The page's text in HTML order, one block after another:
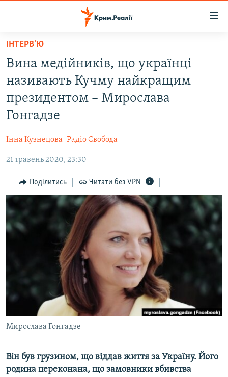
Перейти
основного
матеріалу
до
основної
Перейти
до
ВОДА.КРИМ
ПОЛІТИКА
ПОГЛЯД
ІНТЕРВ'Ю
ВСЕ ЗА ДЕНЬ
СПЕЦПРОЕКТИ
ВІДЕОУРОКИ «ELIFBE»
СВІДЧЕННЯ ОКУПАЦІЇ
УКРАЇНСЬКА ПРОБЛЕМА КРИМУ
ІНФОГРАФІКА
ЯК ОБІЙТИ БЛОКУВАННЯ
ІНТЕРВ'Ю
Вина медійників, що українці
називають Кучму найкращим
президентом – Мирослава
Гонгадзе
Інна Кузнецова Радіо Свобода
21 травень 2020, 23:30
Поділитись Читати без VPN
Мирослава Гонгадзе
Він був грузином, що віддав життя за Україну. Його
родина переконана, що замовники вбивства